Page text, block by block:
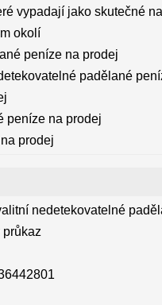
vypadají jako skutečné
okolí
peníze na prodej
padělané
peníze na prodej
prodej
nedetekovatelné